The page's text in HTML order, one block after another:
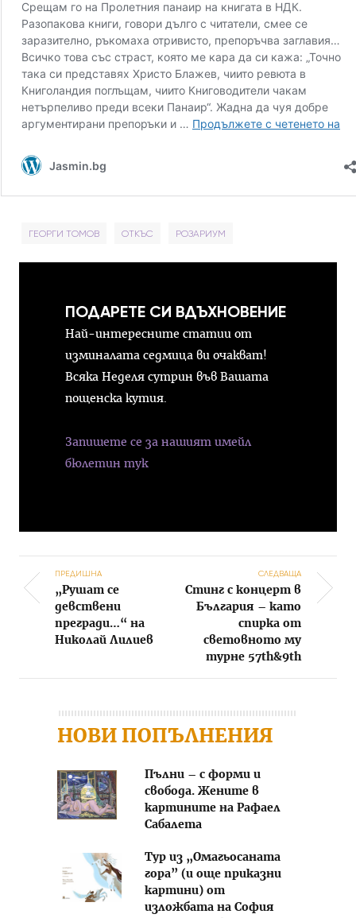
ГЕОРГИ ТОМОВ ОТКЪС РОЗАРИУМ
ПОДАРЕТЕ СИ ВДЪХНОВЕНИЕ
Най-интересните статии от
изминалата седмица ви очакват!
Всяка Неделя сутрин във Вашата
пощенска кутия.
Запишете се за нашият имейл
бюлетин тук
Post navigation
ПРЕДИШНА
„Рушат се
девствени
прегради…“ на
Николай Лилиев
СЛЕДВАЩА
Стинг с концерт в
България – като
спирка от
световното му
турне 57th&9th
НОВИ ПОПЪЛНЕНИЯ
Пълни – с форми и
свобода. Жените в
картините на Рафаел
Сабалета
Тур из „Омагьосаната
гора” (и още приказни
картини) от
изложбата на София